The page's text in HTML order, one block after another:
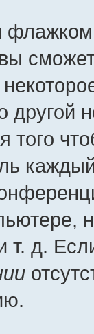
другой
того
т. д.